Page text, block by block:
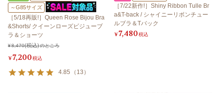
～G85サイズ
［5/18再販!］Queen Rose Bijou Bra
&Shorts/ クイーンローズビジューブ
ラ＆ショーツ
¥8,470 のところ
¥7,200税込
4.85 （ 13 ）
［7/22新作!］Shiny Ribbon Tulle Br
a&T-back / シャイニーリボンチュー
ルブラ＆Tバック
¥7,480税込